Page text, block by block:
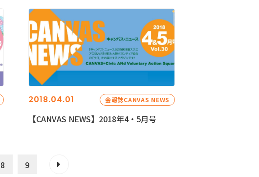
2018.04.01 会報誌CANVAS NEWS
【CANVAS NEWS】2018年4・5月号
8 9